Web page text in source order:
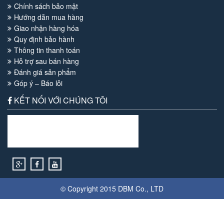
Chính sách bảo mật
Hướng dẫn mua hàng
Giao nhận hàng hóa
Quy định bảo hành
Thông tin thanh toán
Hỗ trợ sau bán hàng
Đánh giá sản phẩm
Góp ý – Báo lỗi
KẾT NỐI VỚI CHÚNG TÔI
© Copyright 2015 DBM Co., LTD